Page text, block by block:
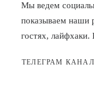
Мы ведем
показываем наши
гостях, лайфхаки.
ТЕЛЕГРАМ КАНАЛ